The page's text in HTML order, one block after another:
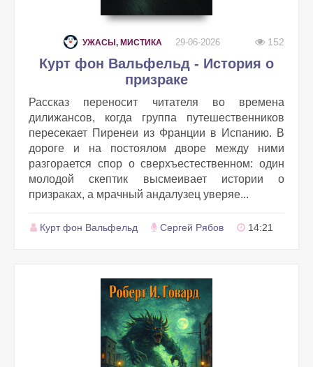
УЖАСЫ, МИСТИКА 29-06-2026 152
Курт фон Вальфельд - История о
призраке
Рассказ переносит читателя во времена
дилижансов, когда группа путешественников
пересекает Пиренеи из Франции в Испанию. В
дороге и на постоялом дворе между ними
разгорается спор о сверхъестественном: один
молодой скептик высмеивает истории о
призраках, а мрачный андалузец уверяе...
Курт фон Вальфельд Сергей Рябов 14:21